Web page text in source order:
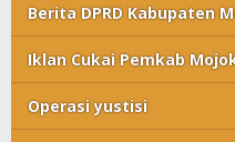
Berita DPRD Kabupaten
Iklan Cukai Pemkab
Operasi yustisi